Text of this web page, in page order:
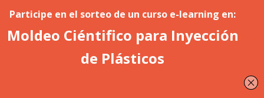
Acceder